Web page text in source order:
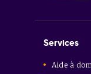
Services
Aide à